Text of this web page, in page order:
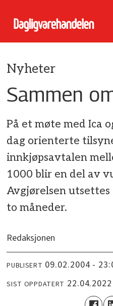
Nyheter
Sammen
På et møte med Ica
dag orienterte
innkjøpsavtalen
1000 blir en del av
Avgjørelsen
to måneder.
Redaksjonen
PUBLISERT 09.02.2004 -
SIST OPPDATERT